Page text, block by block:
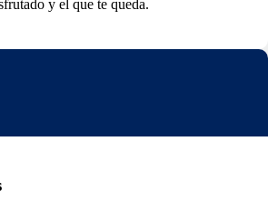
y el que te queda.